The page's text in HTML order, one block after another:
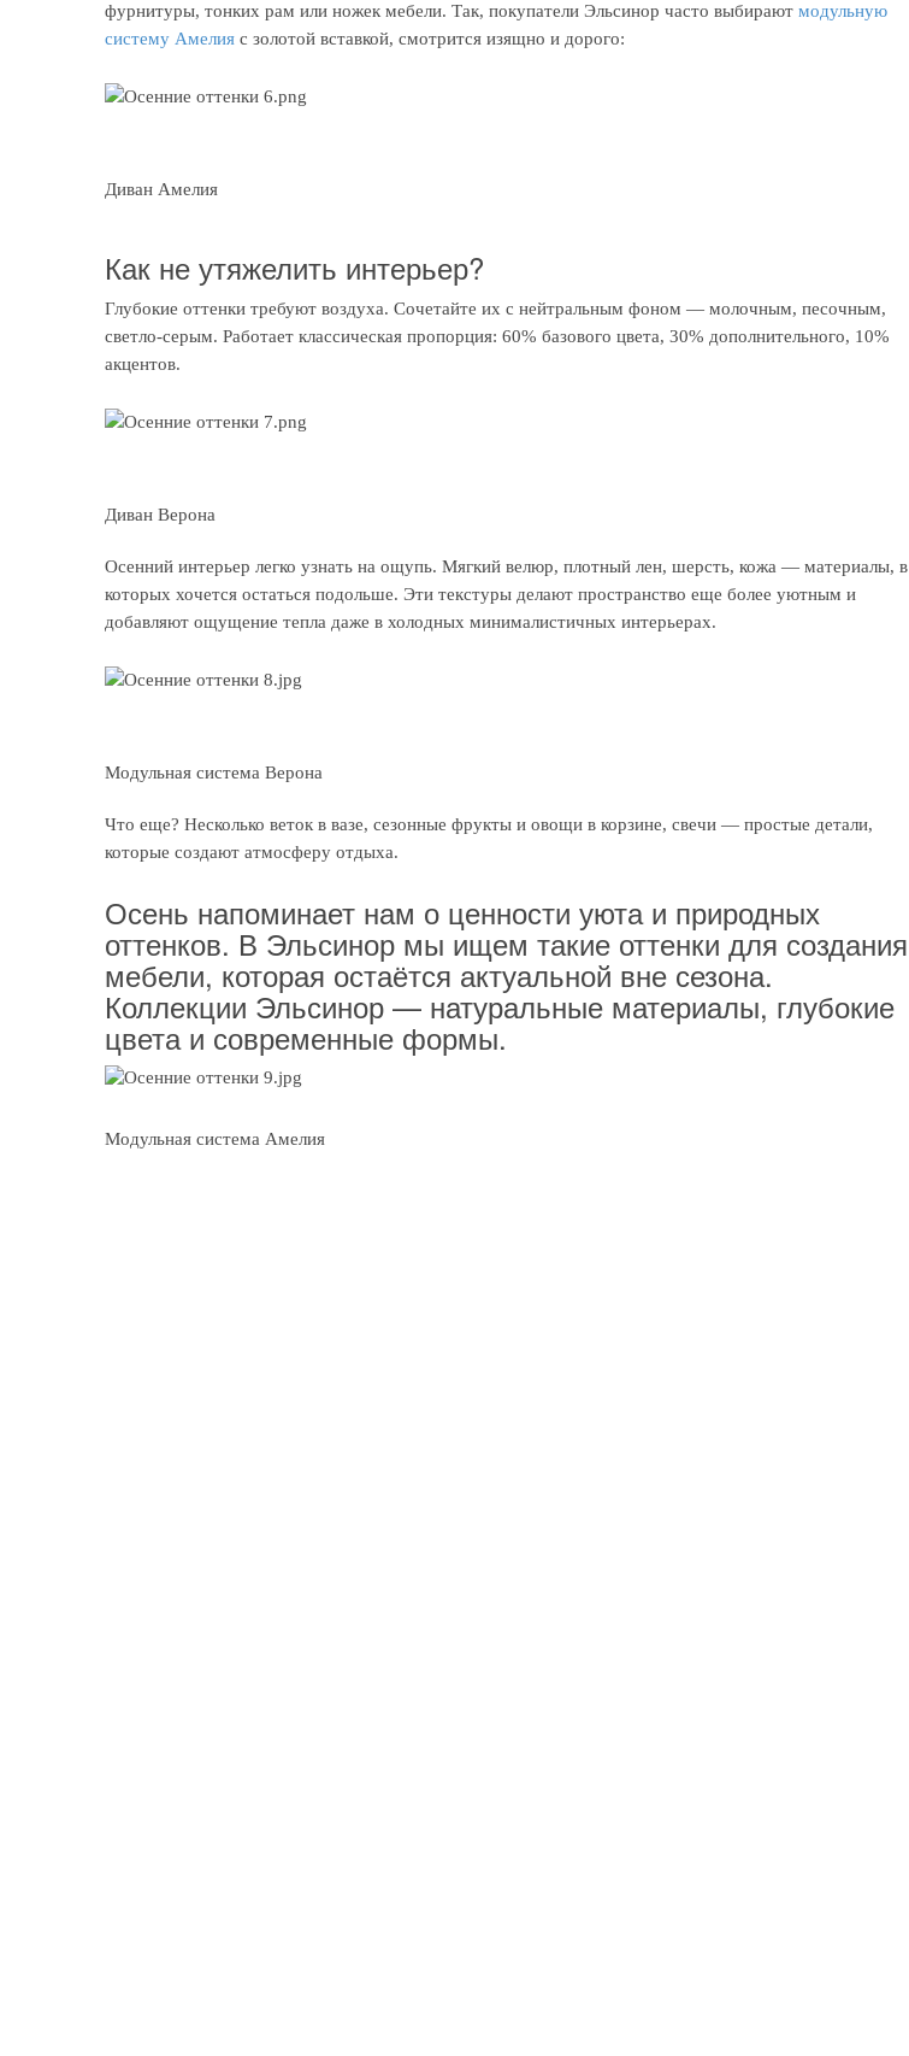
фурнитуры, тонких рам или ножек мебели. Так, покупатели Эльсинор часто выбирают модульную
систему Амелия с золотой вставкой, смотрится изящно и дорого:
Диван Амелия
Как не утяжелить интерьер?
Глубокие оттенки требуют воздуха. Сочетайте их с нейтральным фоном — молочным, песочным,
светло-серым. Работает классическая пропорция: 60% базового цвета, 30% дополнительного, 10%
акцентов.
Диван Верона
Осенний интерьер легко узнать на ощупь. Мягкий велюр, плотный лен, шерсть, кожа — материалы, в
которых хочется остаться подольше. Эти текстуры делают пространство еще более уютным и
добавляют ощущение тепла даже в холодных минималистичных интерьерах.
Модульная система Верона
Что еще? Несколько веток в вазе, сезонные фрукты и овощи в корзине, свечи — простые детали,
которые создают атмосферу отдыха.
Осень напоминает нам о ценности уюта и природных
оттенков. В Эльсинор мы ищем такие оттенки для создания
мебели, которая остаётся актуальной вне сезона.
Коллекции Эльсинор — натуральные материалы, глубокие
цвета и современные формы.
Модульная система Амелия